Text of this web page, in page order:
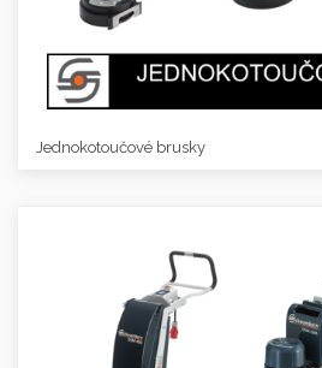
Jednokotoučové brusky